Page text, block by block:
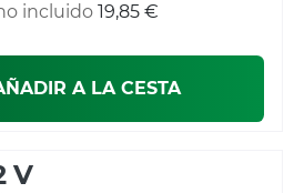
incluido 19,85 €
A LA CESTA
V